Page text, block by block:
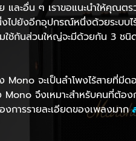
ละอื่น ๆ เราขอแนะนำให้คุณตร
ไปยังอีกอุปกรณ์หนึ่งด้วยระบบ
กันส่วนใหญ่จะมีด้วยกัน 3 ชนิ
จะเป็นลำโพงไร้สายที่มีด
จึงเหมาะสำหรับคนที่ต้อง
การรายละเอียดของเพลงมาก